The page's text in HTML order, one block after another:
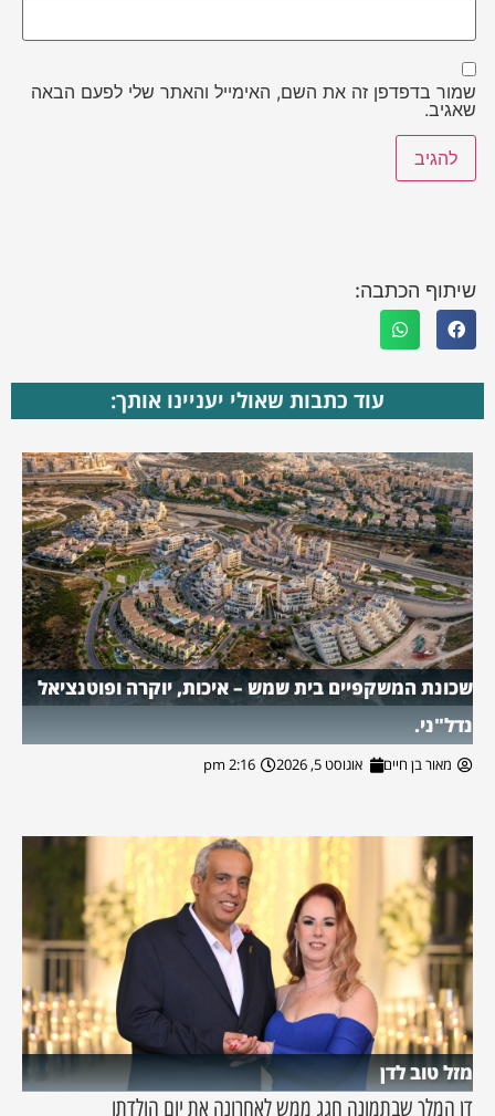
שמור בדפדפן זה את השם, האימייל והאתר שלי לפעם הבאה
שאגיב.
שיתוף הכתבה:
עוד כתבות שאולי יעניינו אותך:
שכונת המשקפיים בית שמש – איכות, יוקרה ופוטנציאל
נדל"ני.
מאור בן חיים אוגוסט 5, 2026 2:16 pm
מזל טוב לדן
דן המלך שבתמונה חגג ממש לאחרונה את יום הולדתו